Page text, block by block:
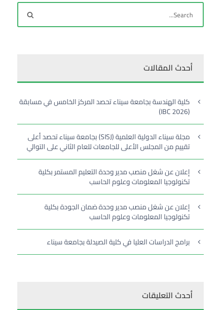
أحدث المقالات
كلية الهندسة بجامعة سيناء تحصد المركز الخامس في مسابقة
(IBC 2026)
مجلة سيناء الدولية العلمية (SISJ) بجامعة سيناء تحصد أعلى
تقييم من المجلس الأعلى للجامعات للعام الثاني على التوالي
إعلان عن شغل منصب مدير وحدة التعليم المستمر بكلية
تكنولوجيا المعلومات وعلوم الحاسب
إعلان عن شغل منصب مدير وحدة ضمان الجودة بكلية
تكنولوجيا المعلومات وعلوم الحاسب
برامج الدراسات العليا في كلية الصيدلة بجامعة سيناء
أحدث التعليقات